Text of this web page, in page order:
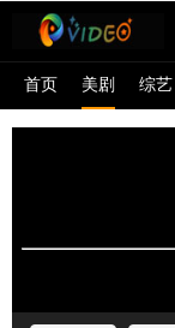
首页 美剧 综艺